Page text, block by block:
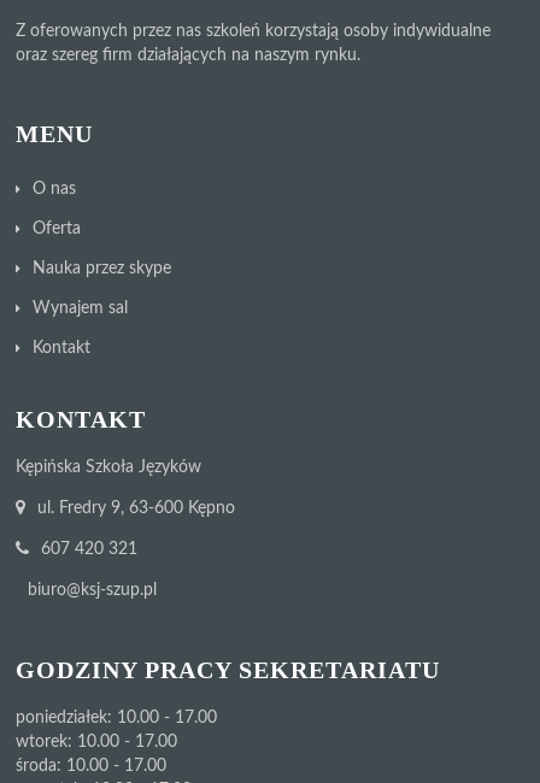
Z oferowanych przez nas szkoleń korzystają osoby indywidualne
oraz szereg firm działających na naszym rynku.
MENU
O nas
Oferta
Nauka przez skype
Wynajem sal
Kontakt
KONTAKT
Kępińska Szkoła Języków
ul. Fredry 9, 63-600 Kępno
607 420 321
biuro@ksj-szup.pl
GODZINY PRACY SEKRETARIATU
poniedziałek: 10.00 - 17.00
wtorek: 10.00 - 17.00
środa: 10.00 - 17.00